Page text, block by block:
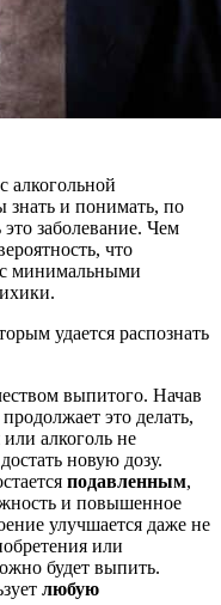
алкогольной
знать и понимать, по
заболевание. Чем
что
с минимальными
удается распознать
выпитого. Начав
это делать,
алкоголь не
новую дозу.
подавленным,
и повышенное
улучшается даже не
или
будет выпить.
любую